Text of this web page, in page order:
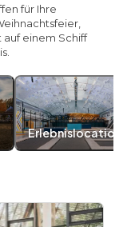
für Ihre
einem Schiff
Erlebnislocation